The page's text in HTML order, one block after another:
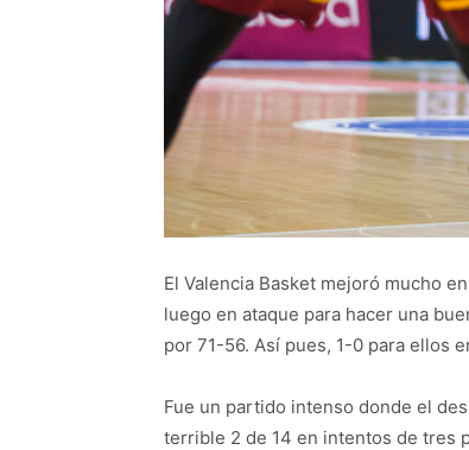
El Valencia Basket mejoró mucho
luego en ataque para hacer una
por 71-56. Así pues, 1-0 para ellos
Fue un partido intenso donde el
terrible 2 de 14 en intentos de tres